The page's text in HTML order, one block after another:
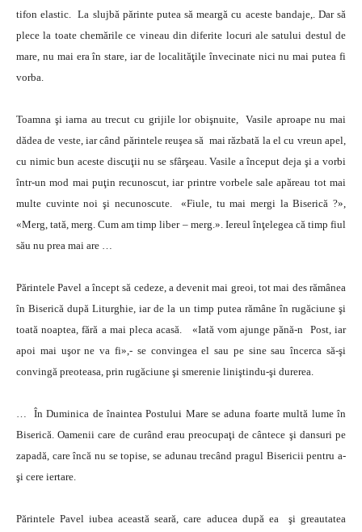
tifon elastic. La slujbă părinte putea să meargă cu aceste bandaje,. Dar să
plece la toate chemările ce vineau din diferite locuri ale satului destul de
mare, nu mai era în stare, iar de localităţile învecinate nici nu mai putea fi
vorba.
Toamna şi iarna au trecut cu grijile lor obişnuite, Vasile aproape nu mai
dădea de veste, iar când părintele reuşea să mai răzbată la el cu vreun apel,
cu nimic bun aceste discuţii nu se sfârşeau. Vasile a început deja şi a vorbi
într-un mod mai puţin recunoscut, iar printre vorbele sale apăreau tot mai
multe cuvinte noi şi necunoscute. «Fiule, tu mai mergi la Biserică ?»,
«Merg, tată, merg. Cum am timp liber – merg.». Iereul înţelegea că timp fiul
său nu prea mai are …
Părintele Pavel a încept să cedeze, a devenit mai greoi, tot mai des rămânea
în Biserică după Liturghie, iar de la un timp putea rămâne în rugăciune şi
toată noaptea, fără a mai pleca acasă. «Iată vom ajunge pănă-n Post, iar
apoi mai uşor ne va fi»,- se convingea el sau pe sine sau încerca să-şi
convingă preoteasa, prin rugăciune şi smerenie liniştindu-şi durerea.
… În Duminica de înaintea Postului Mare se aduna foarte multă lume în
Biserică. Oamenii care de curând erau preocupaţi de cântece şi dansuri pe
zapadă, care încă nu se topise, se adunau trecând pragul Bisericii pentru a-
şi cere iertare.
Părintele Pavel iubea această seară, care aducea după ea şi greautatea